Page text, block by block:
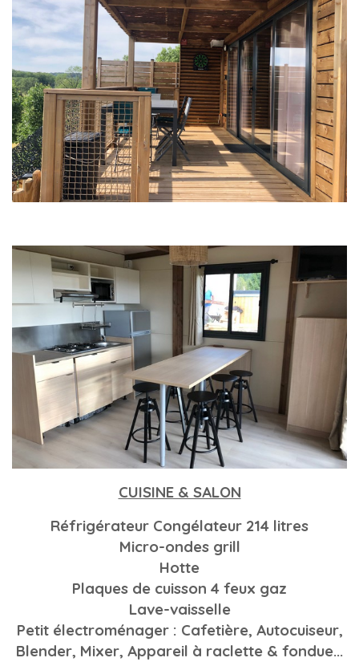
CUISINE & SALON
Réfrigérateur Congélateur 214 litres
Micro-ondes grill
Hotte
Plaques de cuisson 4 feux gaz
Lave-vaisselle
Petit électroménager : Cafetière, Autocuiseur,
Blender, Mixer, Appareil à raclette & fondue...